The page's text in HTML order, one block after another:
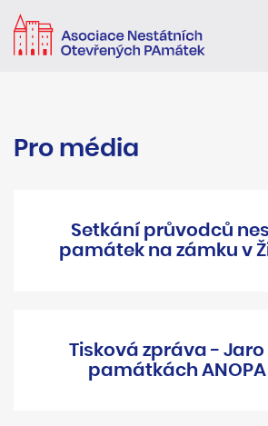
Pro média
Setkání průvodců
památek na zámku v
Tisková zpráva - Jaro
památkách ANOPA